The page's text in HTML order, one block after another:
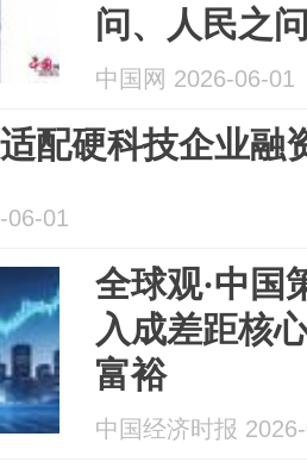
问、人民之
中国网 2026-06-01
配硬科技企业融
06-01
全球观·中国
入成差距核
富裕
中国经济时报